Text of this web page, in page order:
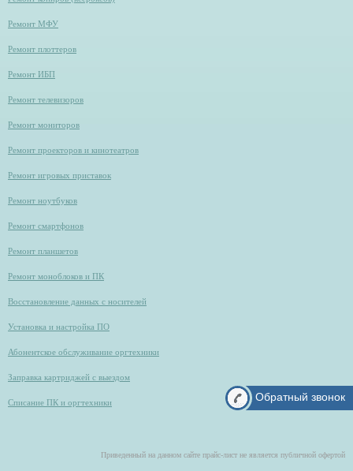
Обратный звонок
Ремонт МФУ
Ремонт плоттеров
Ремонт ИБП
Ремонт телевизоров
Ремонт мониторов
Ремонт проекторов и кинотеатров
Ремонт игровых приставок
Ремонт ноутбуков
Ремонт смартфонов
Ремонт планшетов
Ремонт моноблоков и ПК
Восстановление данных с носителей
Установка и настройка ПО
Абонентское обслуживание оргтехники
Заправка картриджей с выездом
Списание ПК и оргтехники
Приведенный на данном сайте прайс-лист не является публичной офертой